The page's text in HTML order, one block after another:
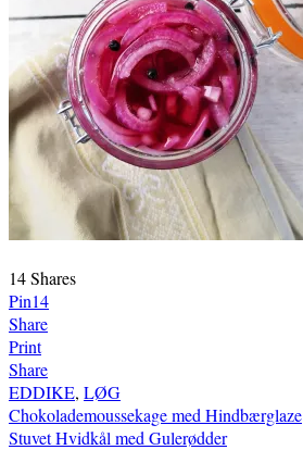
14Shares
Pin14
Share
Print
Share
EDDIKE, LØG
Indlægsnavigation
Chokolademoussekage med Hindbærglaze
Stuvet Hvidkål med Gulerødder